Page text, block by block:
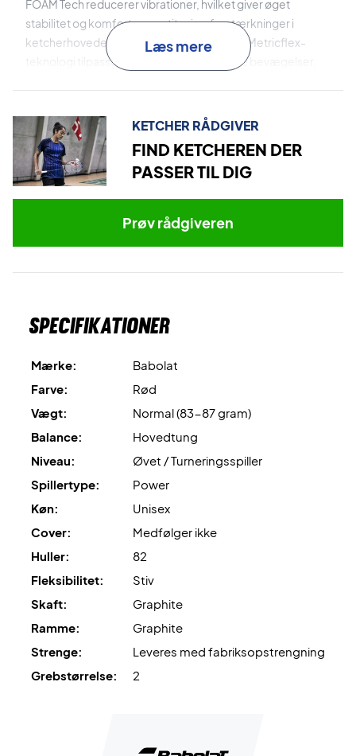
FOAM Tech reducerer vibrationer, hvilket giver øget
stabilitet og komfort, mens titaniumforstærkninger i
ketcherhovedet tilføjer ekstra styrke. Med Metricflex-
teknologi tilpasser skaftets stivhed sig dine bevægelser,
Samlet set er Babolat X-Feel Fury det ideelle valg for
offensive spillere, der ønsker at kombinere kraft og
præcision.
opstrengning med Ashaway Zymax 68 TX og 10,5 kg i
Læs mere
KETCHER RÅDGIVER
FIND KETCHEREN DER
PASSER TIL DIG
Prøv rådgiveren
Specifikationer
Mærke:
Babolat
Farve:
Rød
Vægt:
Normal (83-87 gram)
Balance:
Hovedtung
Niveau:
Øvet / Turneringsspiller
Spillertype:
Power
Køn:
Unisex
Cover:
Medfølger ikke
Huller:
82
Fleksibilitet:
Stiv
Skaft:
Graphite
Ramme:
Graphite
Strenge:
Leveres med fabriksopstrengning
Grebstørrelse:
2